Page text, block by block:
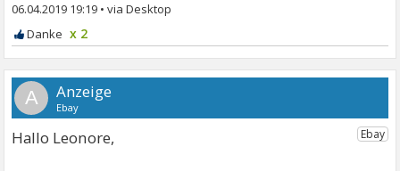
06.04.2019 19:19 •
x 2
A
Hallo Leonore,